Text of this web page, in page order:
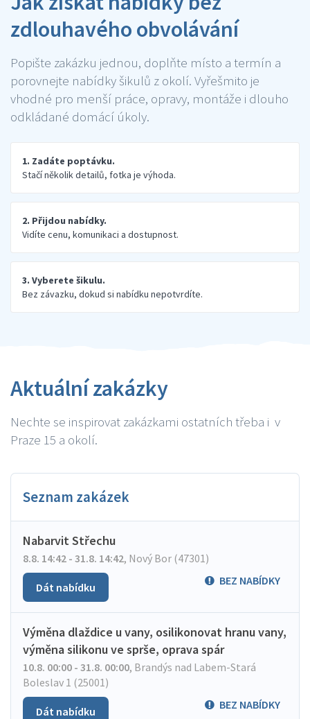
zdlouhavého obvolávání
Popište zakázku jednou, doplňte místo a termín a
porovnejte nabídky šikulů z okolí. Vyřešmito je
vhodné pro menší práce, opravy, montáže i dlouho
odkládané domácí úkoly.
1. Zadáte poptávku.
Stačí několik detailů, fotka je výhoda.
2. Přijdou nabídky.
Vidíte cenu, komunikaci a dostupnost.
3. Vyberete šikulu.
Bez závazku, dokud si nabídku nepotvrdíte.
Aktuální zakázky
Nechte se inspirovat zakázkami ostatních třeba i v
Praze 15 a okolí.
Seznam zakázek
Nabarvit Střechu
8.8. 14:42 - 31.8. 14:42, Nový Bor (47301)
BEZ NABÍDKY
Dát nabídku
Výměna dlaždice u vany, osilikonovat hranu vany,
výměna silikonu ve sprše, oprava spár
10.8. 00:00 - 31.8. 00:00, Brandýs nad Labem-Stará
Boleslav 1 (25001)
BEZ NABÍDKY
Dát nabídku